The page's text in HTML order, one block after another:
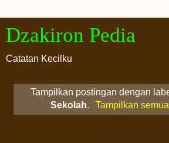
Dzakiron Pedia
Catatan Kecilku
Tampilkan postingan dengan
Sekolah. Tampilkan